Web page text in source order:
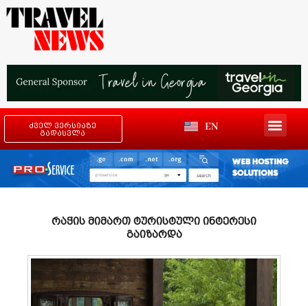
ძველ ვერსიაზე
გადასვლა
EN
რაჭის მიმართ ტურისტული ინტერესი
გაიზარდა